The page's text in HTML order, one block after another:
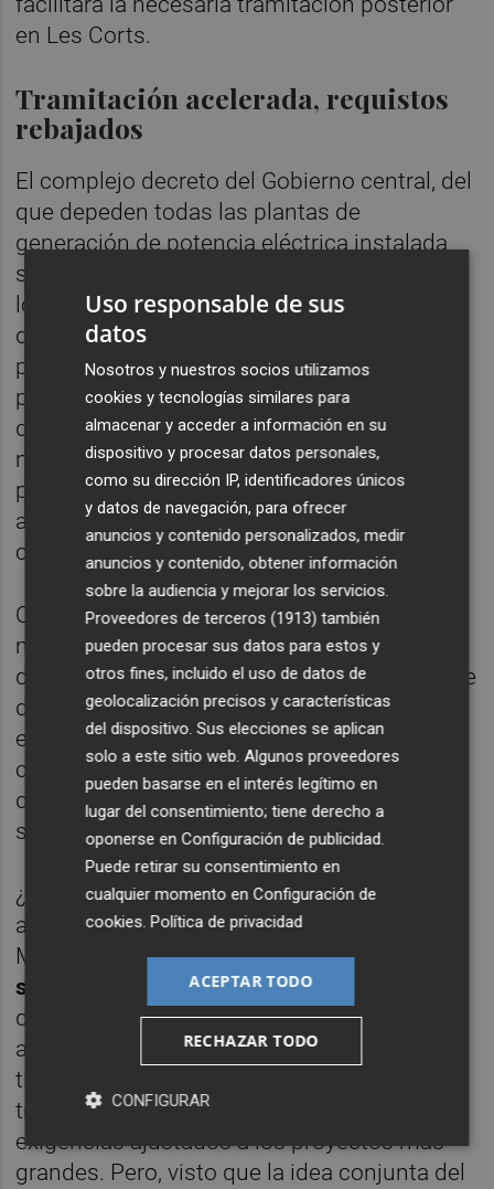
en Les Corts.
Tramitación acelerada, requistos
rebajados
El complejo decreto del Gobierno central, del
que depeden todas las plantas de
generación de potencia eléctrica instalada
superior a 50 MW, acorta los plazos y rebaja
los requisitos para estas instalaciones. Se
declaran hasta el final de 2024 de "urgencia
por razones de interés público" los
procedimientos de autorización que
dependen del Estado, lo que incluye, entre
muchas otras cosas, reducir "a la mitad" los
plazos que se darán a otras
administraciones afectadas para alegar en
contra.
Otro ejemplo: establece un máximo de dos
meses para que se realice el informe que
debe determinar la afectación ambiental y de
diez días para decidir sobre él. "Transcurrido
ese plazo la falta de respuesta se
considerará como aceptación del contenido
de la propuesta del informe a efectos de
seguir las actuaciones", dice el BOE.
¿Qué supone esto? Pues que los proyectos
autonómicos, es decir los de menos de 50
MV,
no podrán tener nunca requisitos
superiores en esos mismos aspectos
decir, que, como poco, la Generalitat deberá
adaptar sus procesos a esos tiempos. No
tiene otra. Deberán ser también de
tramitación urgente y con plazos y
exigencias ajustados a los proyectos más
grandes. Pero, visto que la idea conjunta del
Uso responsable de sus
datos
Nosotros y nuestros socios utilizamos
cookies y tecnologías similares para
almacenar y acceder a información en su
dispositivo y procesar datos personales,
como su dirección IP, identificadores únicos
y datos de navegación, para ofrecer
anuncios y contenido personalizados, medir
anuncios y contenido, obtener información
sobre la audiencia y mejorar los servicios.
Proveedores de terceros (1913) también
pueden procesar sus datos para estos y
otros fines, incluido el uso de datos de
geolocalización precisos y características
del dispositivo. Sus elecciones se aplican
solo a este sitio web. Algunos proveedores
pueden basarse en el interés legítimo en
lugar del consentimiento; tiene derecho a
oponerse enConfiguración de publicidad
Puede retirar su consentimiento en
cualquier momento enConfiguración de
cookies .Política de privacidad
ACEPTAR TODO
RECHAZAR TODO
CONFIGURAR